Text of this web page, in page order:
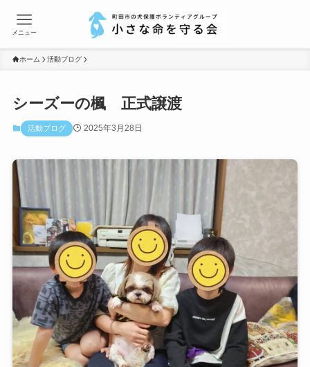
メニュー
ホーム 活動ブログ
シーズーの楓 正式譲渡
活動ブログ 2025年3月28日